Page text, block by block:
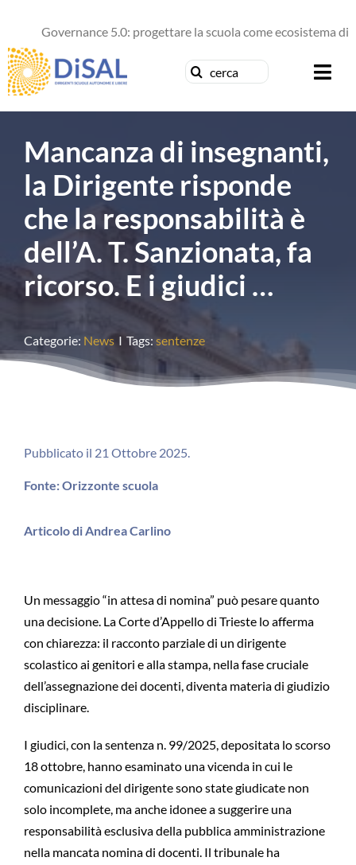
contenuto
Governance 5.0: progettare la scuola come ecosistema di
Cerca
News
Formazione
Concorsi
Contattaci
Mancanza di insegnanti,
la Dirigente risponde
che la responsabilità è
dell’A. T. Sanzionata, fa
ricorso. E i giudici …
Categorie: News I Tags: sentenze
Pubblicato il 21 Ottobre 2025.
Fonte: Orizzonte scuola
Articolo di Andrea Carlino
Un messaggio “in attesa di nomina” può pesare quanto
una decisione. La Corte d’Appello di Trieste lo afferma
con chiarezza: il racconto parziale di un dirigente
scolastico ai genitori e alla stampa, nella fase cruciale
dell’assegnazione dei docenti, diventa materia di giudizio
disciplinare.
I giudici, con la sentenza n. 99/2025, depositata lo scorso
18 ottobre, hanno esaminato una vicenda in cui le
comunicazioni del dirigente sono state giudicate non
solo incomplete, ma anche idonee a suggerire una
responsabilità esclusiva della pubblica amministrazione
nella mancata nomina di docenti. Il tribunale ha